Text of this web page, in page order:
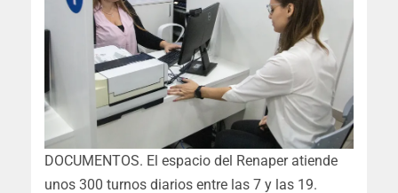
DOCUMENTOS. El espacio del Renaper atiende
unos 300 turnos diarios entre las 7 y las 19.